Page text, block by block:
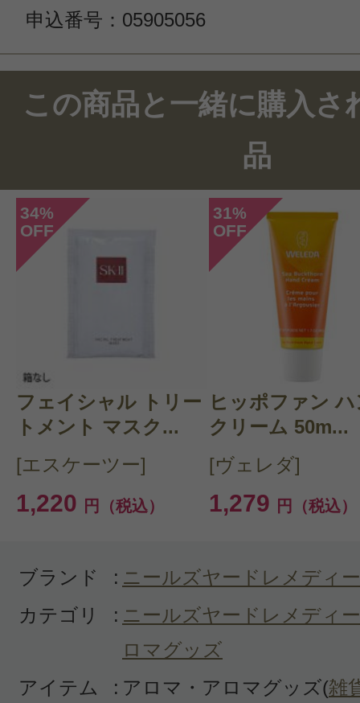
申込番号：05905056
この商品のクチコミ
15件のレビュー
投稿日：2020年09月
まるる 様
／50代後半
感じた効能：疲れ・コリ/リラックス
購入品：ブレンド エッセンシャルオ
ズバランス
大好きな香りです。在宅ワークで凝
らだに夜寝る前に使用すると、よく
ます。
投稿日：2020年07月
リリー 様 ／40代前半
この商品と一緒に購入さ
品
34%
OFF
フェイシャル トリー
トメント マスク...
[エスケーツー]
1,220 円（税込）
31%
OFF
ヒッポファン
クリーム 50m...
[ヴェレダ]
1,279 円（税込）
ブランド : ニールズヤードレメディ
カテゴリ
: ニールズヤードレメディ
ロマグッズ
アイテム
: アロマ・アロマグッズ(雑